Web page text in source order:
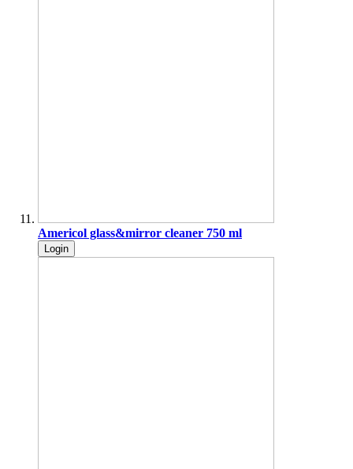
Americol glass&mirror cleaner 750 ml
Login